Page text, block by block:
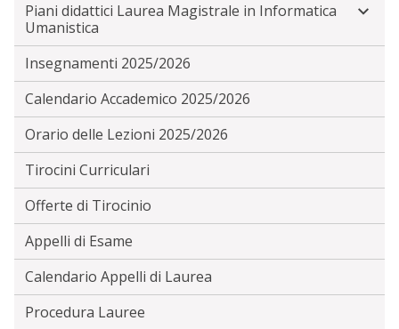
Piani didattici Laurea Magistrale in Informatica
Umanistica
Insegnamenti 2025/2026
Calendario Accademico 2025/2026
Orario delle Lezioni 2025/2026
Tirocini Curriculari
Offerte di Tirocinio
Appelli di Esame
Calendario Appelli di Laurea
Procedura Lauree